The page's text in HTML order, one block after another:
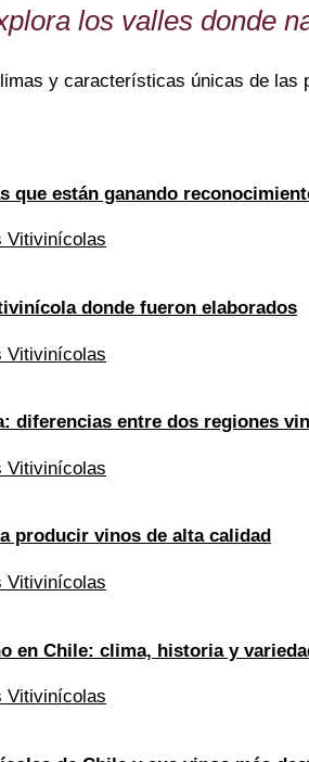
los valles donde
y características únicas de las
que están ganando
Vitivinícolas
donde fueron elaborados
Vitivinícolas
diferencias entre dos regiones
Vitivinícolas
producir vinos de alta calidad
Vitivinícolas
en Chile: clima, historia y
Vitivinícolas